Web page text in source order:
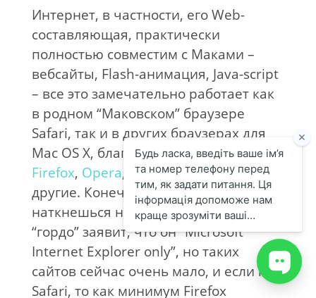
Интернет, в частности, его Web-
составляющая, практически
полностью совместим с Маками –
вебсайты, Flash-анимация, Java-script
– все это замечательно работает как
в родном “Маковском” браузере
Safari, так и в других браузерах для
Mac OS X, благо, их предостаточно –
Firefox, Opera, OmniWeb,Caminoи
другие. Конечно, бывает, что
наткнешься на вебсайт, который
“гордо” заявит, что он “Microsoft
Internet Explorer only”, но таких
сайтов сейчас очень мало, и если не
Safari, то как минимум Firefox